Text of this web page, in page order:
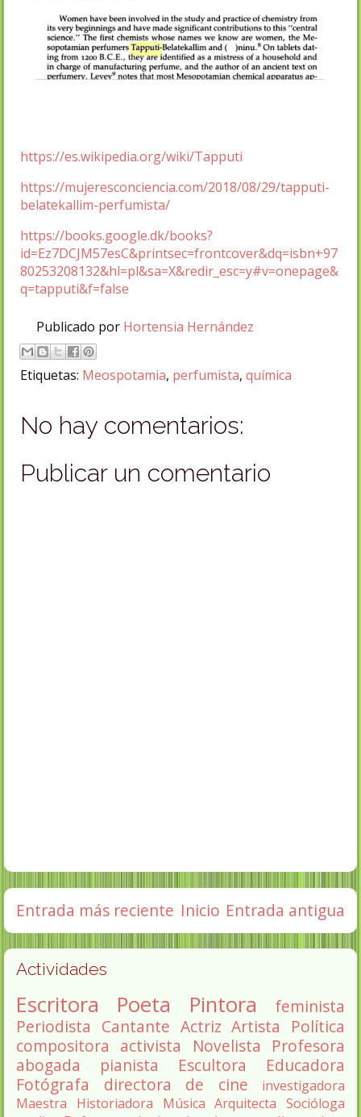
https://es.wikipedia.org/wiki/Tapputi
https://mujeresconciencia.com/2018/08/29/tapputi-
belatekallim-perfumista/
https://books.google.dk/books?
id=Ez7DCJM57esC&printsec=frontcover&dq=isbn+97
80253208132&hl=pl&sa=X&redir_esc=y#v=onepage&
q=tapputi&f=false
Publicado por Hortensia Hernández
Etiquetas: Meospotamia, perfumista, química
No hay comentarios:
Publicar un comentario
Entrada más reciente Entrada antigua
Inicio
Actividades
Escritora Poeta Pintora
feminista
Periodista Cantante Actriz Artista
Política
compositora activista Novelista
Profesora
abogada
pianista Escultora
Educadora
Fotógrafa
directora de cine
investigadora
Maestra
Historiadora Música Arquitecta Socióloga